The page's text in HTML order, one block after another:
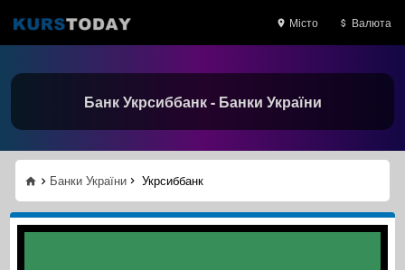
Місто Валюта
Банк Укрсиббанк - Банки України
Банки України Укрсиббанк